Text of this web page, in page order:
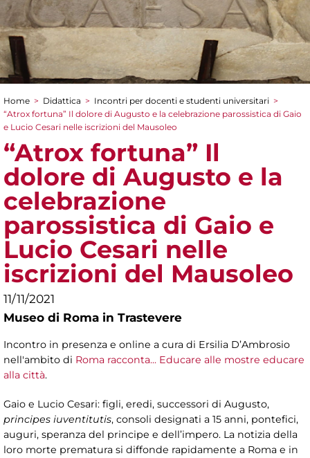
Tu sei qui
Home > Didattica > Incontri per docenti e studenti universitari >
“Atrox fortuna” Il dolore di Augusto e la celebrazione parossistica di Gaio
e Lucio Cesari nelle iscrizioni del Mausoleo
“Atrox fortuna” Il
dolore di Augusto e la
celebrazione
parossistica di Gaio e
Lucio Cesari nelle
iscrizioni del Mausoleo
11/11/2021
Museo di Roma in Trastevere
Incontro in presenza e online a cura di Ersilia D’Ambrosio
nell'ambito di Roma racconta... Educare alle mostre educare
alla città.
Gaio e Lucio Cesari: figli, eredi, successori di Augusto,
principes iuventitutis, consoli designati a 15 anni, pontefici,
auguri, speranza del principe e dell’impero. La notizia della
loro morte prematura si diffonde rapidamente a Roma e in